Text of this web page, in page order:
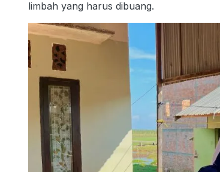
limbah yang harus dibuang.